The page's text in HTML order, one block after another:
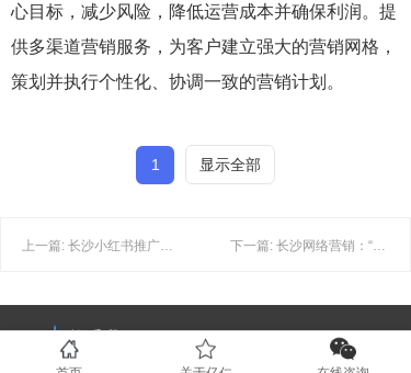
心目标，减少风险，降低运营成本并确保利润。提
供多渠道营销服务，为客户建立强大的营销网格，
策划并执行个性化、协调一致的营销计划。
1 显示全部
上一篇: 长沙小红书推广：小红书的笔记内容权重由哪几部分组成？ 下一篇: 长沙网络营销：“低价营销”需做到“物优价廉”。
联系我们